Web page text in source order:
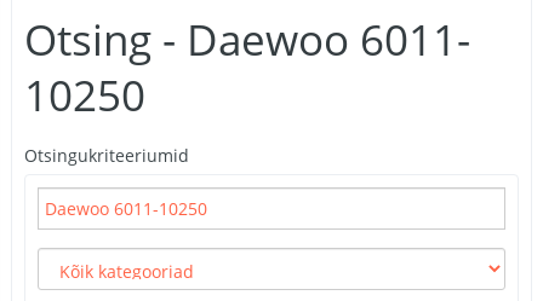
Otsing - Daewoo 6011-
10250
Otsingukriteeriumid